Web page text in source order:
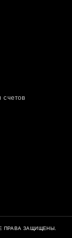
счетов
ПРАВА ЗАЩИЩЕНЫ.